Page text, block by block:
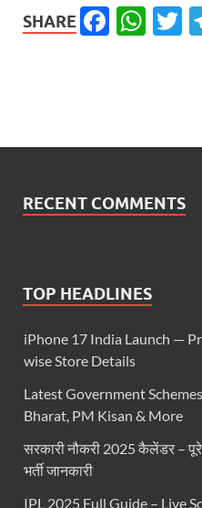
SHARE
RECENT COMMENTS
TOP HEADLINES
iPhone 17 India Launch —
wise Store Details
Latest Government
Bharat, PM Kisan & More
सरकारी नौकरी 2025 कैलेंडर –
भर्ती जानकारी
IPL 2025 Full Guide – Live